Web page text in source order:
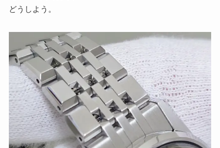
どうしよう。